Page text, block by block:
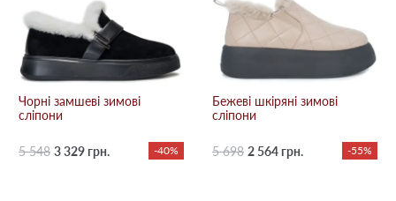
Чорні замшеві зимові
сліпони
5 548 3 329 грн. -40%
Бежевi шкіряні зимові
сліпони
5 698 2 564 грн. -55%